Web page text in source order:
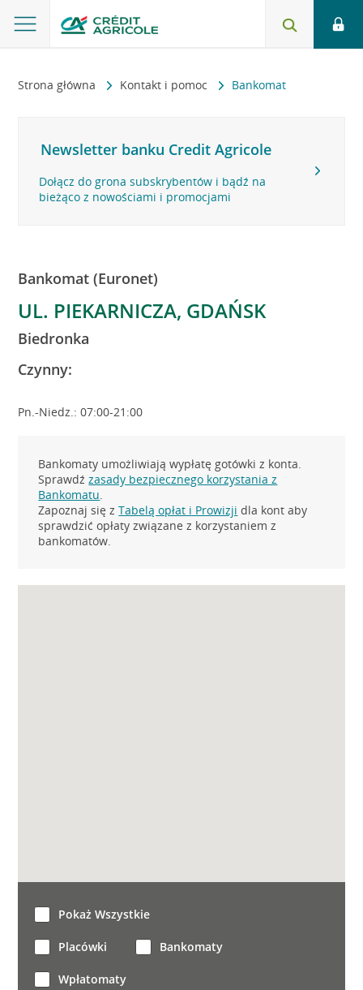
Strona główna Kontakt i pomoc Bankomat
Newsletter banku Credit Agricole
Dołącz do grona subskrybentów i bądź na
bieżąco z nowościami i promocjami
Bankomat (Euronet)
UL. PIEKARNICZA, GDAŃSK
Biedronka
Czynny:
Pn.-Niedz.: 07:00-21:00
Bankomaty umożliwiają wypłatę gotówki z konta.
Sprawdźzasady bezpiecznego korzystania z
Bankomatu.
Zapoznaj się zTabelą opłat i Prowizji dla kont aby
sprawdzić opłaty związane z korzystaniem z
bankomatów.
Pokaż Wszystkie
Placówki Bankomaty
Wpłatomaty